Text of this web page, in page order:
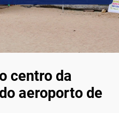
centro da
aeroporto de